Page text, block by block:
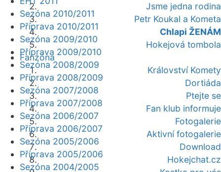
Jsme jedna rodina
Petr Koukal a Kometa
Chlapi ŽENÁM
Hokejová tombola
Fanzóna
Království Komety
Dortiáda
Ptejte se
Fan klub informuje
Fotogalerie
Aktivní fotogalerie
Download
Hokejchat.cz
Sezóna 2010/2011
Příprava 2010/2011
Sezóna 2009/2010
Příprava 2009/2010
Sezóna 2008/2009
Příprava 2008/2009
Sezóna 2007/2008
Příprava 2007/2008
Sezóna 2006/2007
Příprava 2006/2007
Sezóna 2005/2006
Příprava 2005/2006
Sezóna 2004/2005